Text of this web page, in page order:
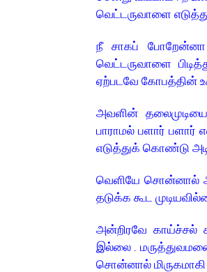
வெட்டருவாளை
நீ சாகப் போறேன்னா
வெட்டருவாளை
ஏற்படவே கோபத்தின்
அவளின்
பாராமல் பளார்
எடுத்துக் கொண்டு
வெளியே சொன்னால்
தடுக்க கூட
அன்றிரவே காய்ச்சல்
இல்லை .
சொன்னால்